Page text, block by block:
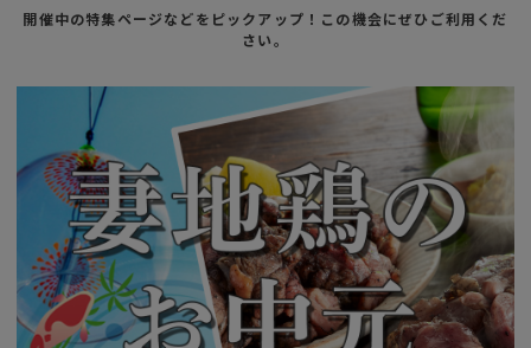
開催中の特集ページなどをピックアップ！この機会にぜひご利用くだ
さい。